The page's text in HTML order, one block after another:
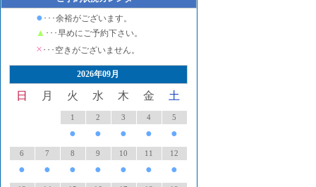
● ･･･余裕がございます。
▲ ･･･早めにご予約下さい。
× ･･･空きがございません。
2026年09月
日 月 火 水 木 金 土
1
●
2
●
3
●
4
●
5
●
6
●
7
●
8
●
9
●
10
●
11
●
12
●